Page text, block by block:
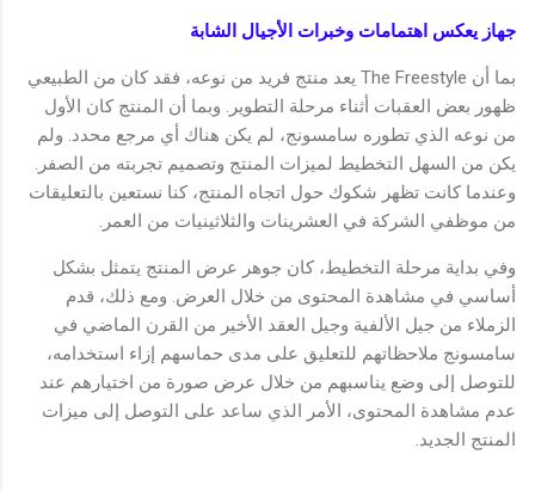
جهاز يعكس اهتمامات وخبرات الأجيال الشابة
بما أن The Freestyle يعد منتج فريد من نوعه، فقد كان من الطبيعي
ظهور بعض العقبات أثناء مرحلة التطوير. وبما أن المنتج كان الأول
من نوعه الذي تطوره سامسونج، لم يكن هناك أي مرجع محدد. ولم
يكن من السهل التخطيط لميزات المنتج وتصميم تجربته من الصفر.
وعندما كانت تظهر شكوك حول اتجاه المنتج، كنا نستعين بالتعليقات
من موظفي الشركة في العشرينات والثلاثينيات من العمر.
وفي بداية مرحلة التخطيط، كان جوهر عرض المنتج يتمثل بشكل
أساسي في مشاهدة المحتوى من خلال العرض. ومع ذلك، قدم
الزملاء من جيل الألفية وجيل العقد الأخير من القرن الماضي في
سامسونج ملاحظاتهم للتعليق على مدى حماسهم إزاء استخدامه،
للتوصل إلى وضع يناسبهم من خلال عرض صورة من اختيارهم عند
عدم مشاهدة المحتوى، الأمر الذي ساعد على التوصل إلى ميزات
المنتج الجديد.